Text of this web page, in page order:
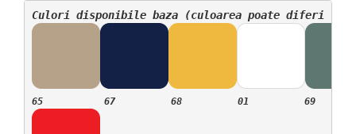
Culori disponibile baza (culoarea poate diferi cu